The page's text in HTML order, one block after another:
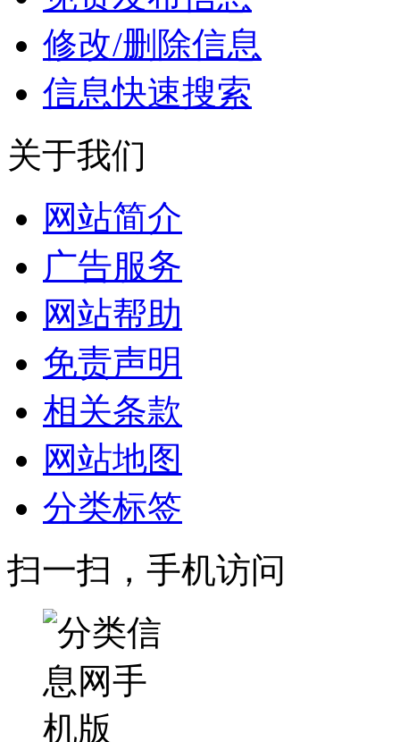
修改/删除信息
信息快速搜索
关于我们
网站简介
广告服务
网站帮助
免责声明
相关条款
网站地图
分类标签
扫一扫，手机访问